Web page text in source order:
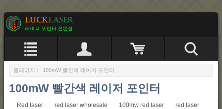
홈페이지 :: 100mW 빨간색 레이저 포인터
100mW 빨간색 레이저 포인터
Red laser red laser wholesale 100mw red laser
red laser